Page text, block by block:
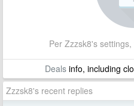
Per Zzzsk8's
Dealsinfo, including
Zzzsk8's recent replies